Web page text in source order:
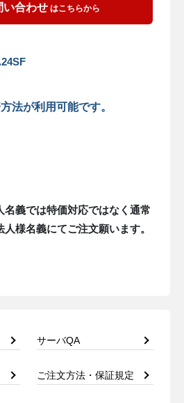
い合わせはこちらから
法が利用可能です。
名義では特価対応ではなく通常
様名義にてご注文願います。
サーバQA
ご注文方法・保証規定